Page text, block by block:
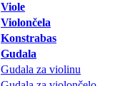
Viole
Violončela
Konstrabas
Gudala
Gudala za violinu